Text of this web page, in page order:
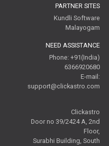
PARTNER SITES
Kundli Software
Malayogam
NEED ASSISTANCE
Phone: +91(India)
6366920680
E-mail:
support@clickastro.com
Clickastro
Door no 39/2424 A, 2nd
Floor,
Surabhi Building, South